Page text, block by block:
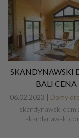
SKANDYNAWSKI
BALI CENA
06.02.2023 | Domy
skandynawski dom
skandynawski